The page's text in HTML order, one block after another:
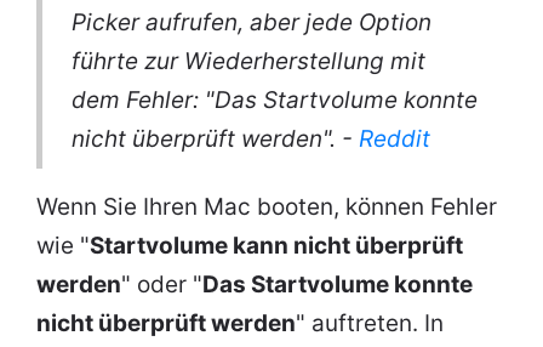
Picker aufrufen, aber jede Option
führte zur Wiederherstellung mit
dem Fehler: "Das Startvolume konnte
nicht überprüft werden". - Reddit
Wenn Sie Ihren Mac booten, können Fehler
wie "Startvolume kann nicht überprüft
werden" oder "Das Startvolume konnte
nicht überprüft werden" auftreten. In